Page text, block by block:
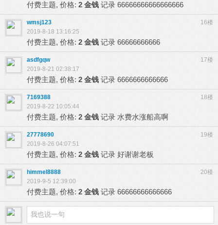
付费主题, 价格: 2 金钱 记录 66666666666666666
16楼
wmsj123
2019-8-18 13:16:25
付费主题, 价格: 2 金钱 记录 66666666666
17楼
asdfgqw
2019-8-21 02:38:17
付费主题, 价格: 2 金钱 记录 6666666666666
18楼
7169388
2019-8-22 10:05:44
付费主题, 价格: 2 金钱 记录 水费水涨船高啊
19楼
27778690
2019-8-26 04:07:51
付费主题, 价格: 2 金钱 记录 好谢谢老板
20楼
himmel8888
2019-9-5 12:39:00
付费主题, 价格: 2 金钱 记录 66666666666666